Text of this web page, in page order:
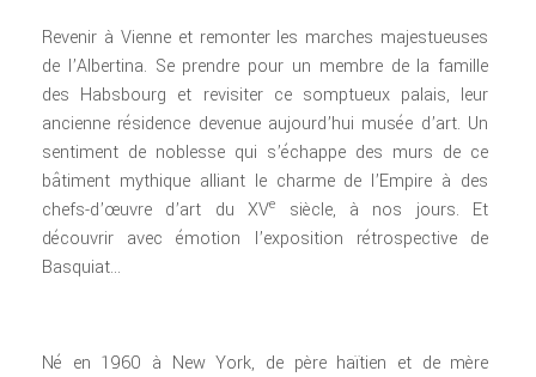
Revenir à Vienne et remonter les marches majestueuses
de l’Albertina. Se prendre pour un membre de la famille
des Habsbourg et revisiter ce somptueux palais, leur
ancienne résidence devenue aujourd’hui musée d’art. Un
sentiment de noblesse qui s’échappe des murs de ce
bâtiment mythique alliant le charme de l’Empire à des
chefs-d’œuvre d’art du XVe
siècle, à nos jours. Et
découvrir avec émotion l’exposition rétrospective de
Basquiat…
Né en 1960 à New York, de père haïtien et de mère